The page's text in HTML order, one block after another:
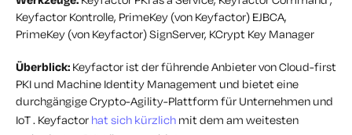
Keyfactor Kontrolle, PrimeKey (von Keyfactor) EJBCA,
PrimeKey (von Keyfactor) SignServer, KCrypt Key Manager
Überblick: Keyfactor ist der führende Anbieter von Cloud-first
PKI und Machine Identity Management und bietet eine
durchgängige Crypto-Agility-Plattform für Unternehmen und
IoT . Keyfactor hat sich kürzlich mit dem am weitesten